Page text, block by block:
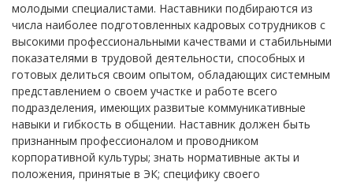
молодыми специалистами. Наставники подбираются из
числа наиболее подготовленных кадровых сотрудников с
высокими профессиональными качествами и стабильными
показателями в трудовой деятельности, способных и
готовых делиться своим опытом, обладающих системным
представлением о своем участке и работе всего
подразделения, имеющих развитые коммуникативные
навыки и гибкость в общении. Наставник должен быть
признанным профессионалом и проводником
корпоративной культуры; знать нормативные акты и
положения, принятые в ЭК; специфику своего